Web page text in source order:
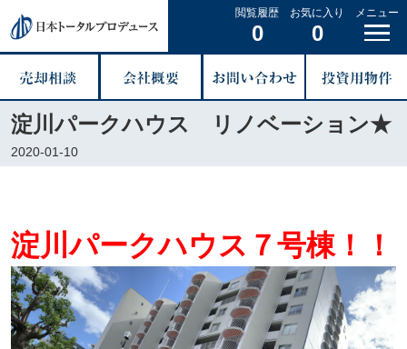
閲覧履歴
0
お気に入り
0
メニュー
淀川パークハウス リノベーション★
2020-01-10
淀川パークハウス７号棟！！